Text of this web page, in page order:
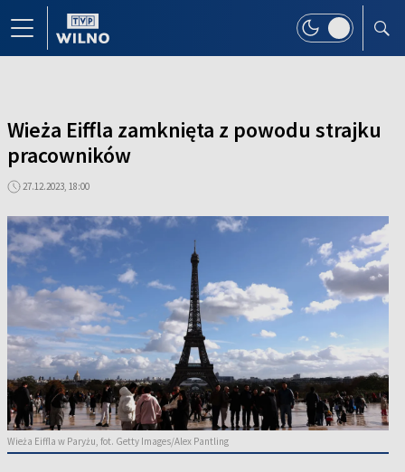
Wieża Eiffla zamknięta z powodu strajku
pracowników
27.12.2023, 18:00
Wieża Eiffla w Paryżu, fot. Getty Images/Alex Pantling